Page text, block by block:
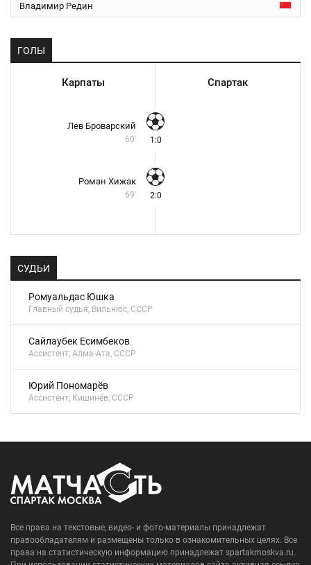
Владимир Редин
ГОЛЫ
Карпаты Спартак
Лев Броварский
60' 1:0
Роман Хижак
69' 2:0
СУДЬИ
Ромуальдас Юшка
Главный судья, Вильнюс, СССР
Сайлаубек Есимбеков
Ассистент, Алма-Ата, СССР
Юрий Пономарёв
Ассистент, Кишинёв, СССР
Все права на текстовые, видео- и фото-материалы принадлежат
правообладателям и размещены только в ознакомительных целях. Все
права на статистическую информацию принадлежат spartakmoskva.ru.